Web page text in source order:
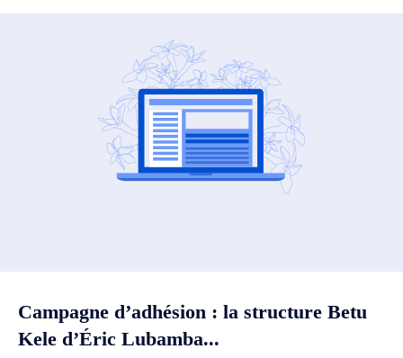
Campagne d’adhésion : la structure Betu
Kele d’Éric Lubamba...